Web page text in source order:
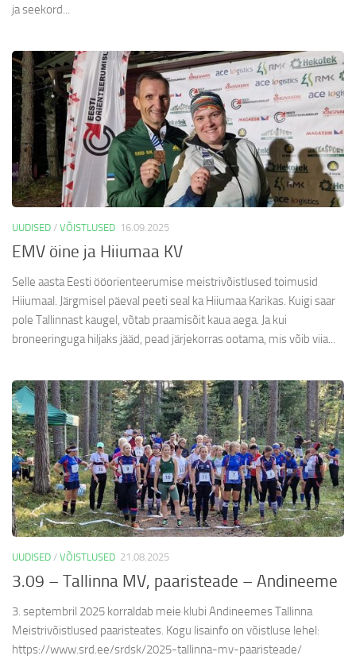
ja seekord...
UUDISED / VÕISTLUSED 16.09.2025
EMV öine ja Hiiumaa KV
Selle aasta Eesti ööorienteerumise meistrivõistlused toimusid
Hiiumaal. Järgmisel päeval peeti seal ka Hiiumaa Karikas. Kuigi saar
pole Tallinnast kaugel, võtab praamisõit kaua aega. Ja kui
broneeringuga hiljaks jääd, pead järjekorras ootama, mis võib viia...
UUDISED / VÕISTLUSED 21.08.2025
3.09 – Tallinna MV, paaristeade – Andineeme
3. septembril 2025 korraldab meie klubi Andineemes Tallinna
Meistrivõistlused paaristeates. Kogu lisainfo on võistluse lehel:
https://www.srd.ee/srdsk/2025-tallinna-mv-paaristeade/